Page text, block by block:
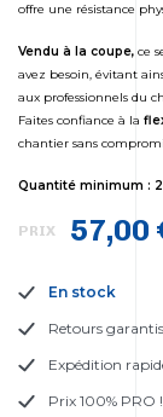
offre une résistance
Vendu à la coupe, ce
avez besoin, évitant
aux professionnels du
Faites confiance à la
chantier sans
Quantité minimum :
PRIX 57,00
En stock
Retours
Expédition
Prix 100% PRO !